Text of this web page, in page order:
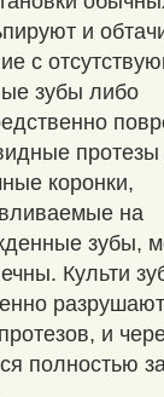
и
с
зубы либо
протезы
коронки,
на
зубы,
Культи
и
полностью